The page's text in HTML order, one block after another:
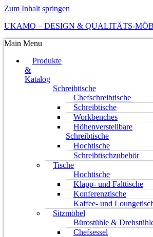
Zum Inhalt springen
UKAMO – DESIGN & QUALITÄTS-
Main Menu
Produkte
&
Katalog
Schreibtische
Chefschreibtische
Schreibtische
Workbenches
Höhenverstellbare
Schreibtische
Hochtische
Schreibtischzubehör
Tische
Hochtische
Klapp- und Falttische
Konferenztische
Kaffee- und
Sitzmöbel
Bürostühle &
Chefsessel